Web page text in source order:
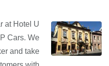
at Hotel U
Cars. We
and take